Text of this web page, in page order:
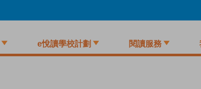
e悅讀學校計劃 閱讀服務